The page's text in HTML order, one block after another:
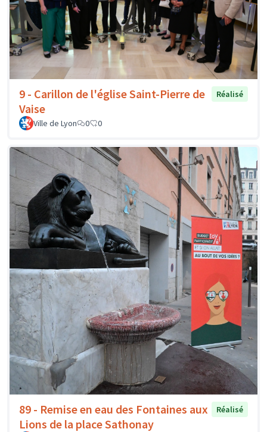
9 - Carillon de l'église Saint-Pierre de
Vaise
Réalisé
Ville de Lyon 0 0
89 - Remise en eau des Fontaines aux
Lions de la place Sathonay
Réalisé